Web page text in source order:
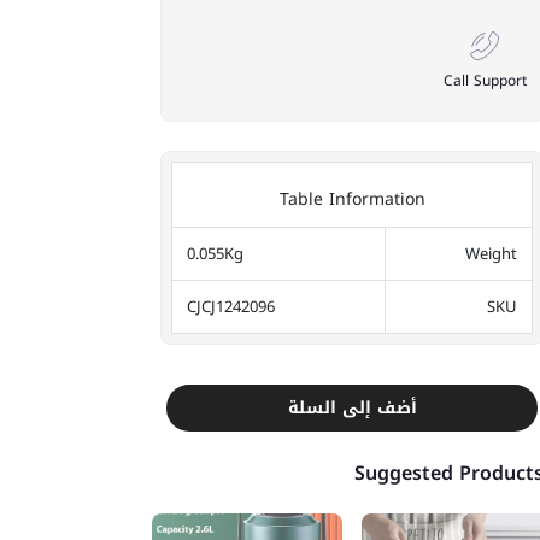
Call Support
Table Information
Weight
0.055Kg
SKU
CJCJ1242096
أضف إلى السلة
Suggested